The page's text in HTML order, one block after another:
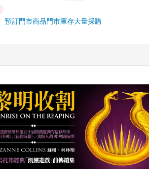
預訂門市商品門市庫存大量採購
前傳】